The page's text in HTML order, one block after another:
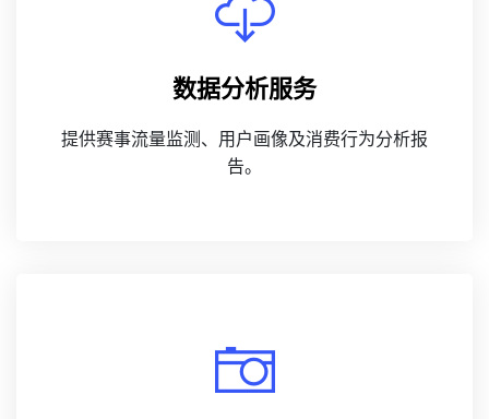
数据分析服务
提供赛事流量监测、用户画像及消费行为分析报
告。